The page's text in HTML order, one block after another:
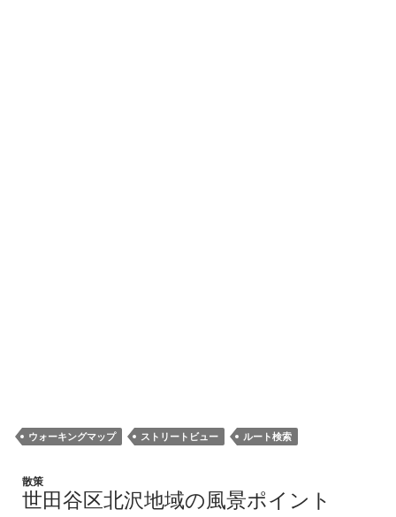
ウォーキングマップ ストリートビュー ルート検索
散策
世田谷区北沢地域の風景ポイント